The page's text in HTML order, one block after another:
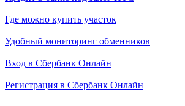
Где можно купить участок
Удобный мониторинг обменников
Вход в Сбербанк Онлайн
Регистрация в Сбербанк Онлайн